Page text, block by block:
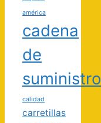
américa
cadena
de
suministro
calidad
carretillas